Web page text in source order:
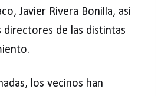
Javier Rivera Bonilla, así
directores de las distintas
los vecinos han